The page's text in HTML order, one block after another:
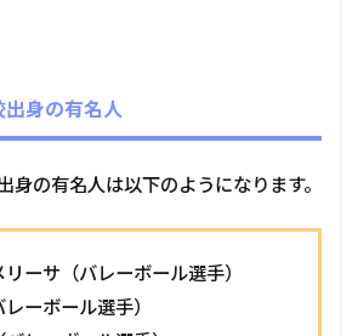
身の有名人
身の有名人は以下のようになります。
リーサ（バレーボール選手）
ーボール選手）